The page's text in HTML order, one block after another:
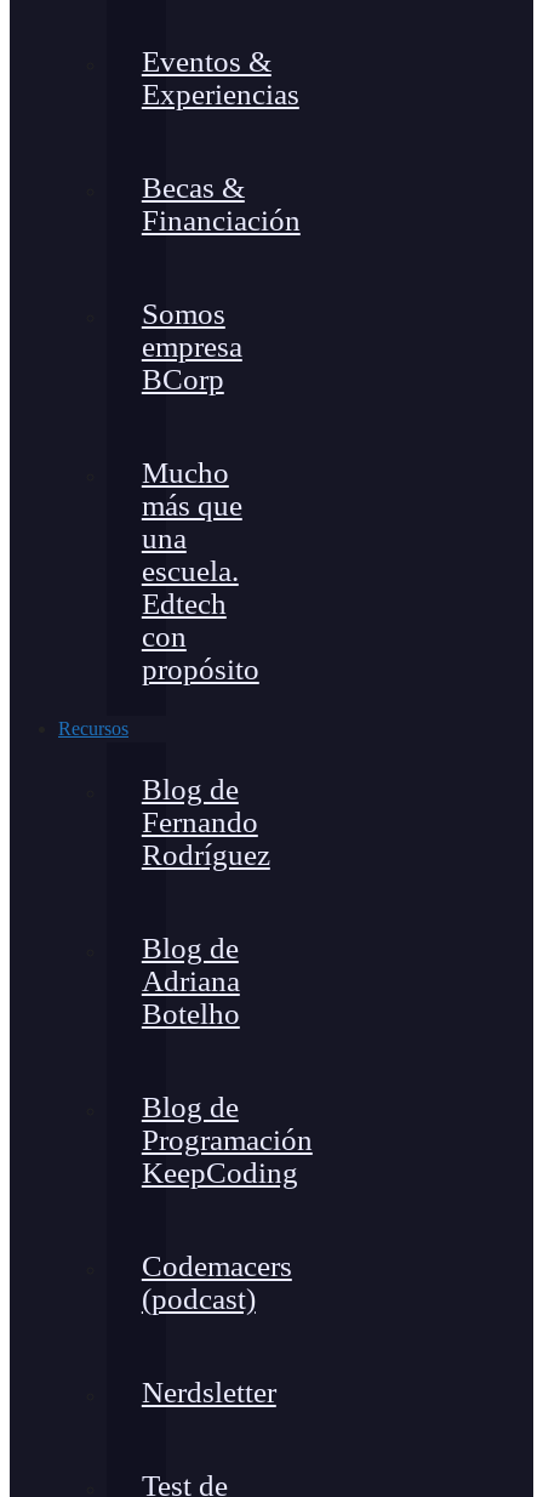
Eventos &
Experiencias
Becas &
Financiación
Somos
empresa
BCorp
Mucho
más que
una
escuela.
Edtech
con
propósito
Recursos
Blog de
Fernando
Rodríguez
Blog de
Adriana
Botelho
Blog de
Programación
KeepCoding
Codemacers
(podcast)
Nerdsletter
Test de